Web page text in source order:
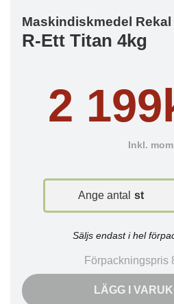
Maskindiskmedel Rekal
R-Ett Titan 4kg
2
Inkl.
Ange antal st
Säljs endast i hel
Förpackningspris
LÄGG I